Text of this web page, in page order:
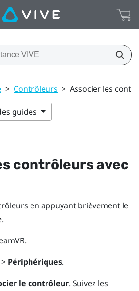
> Contrôleurs > Associer les
guides
contrôleurs avec
en appuyant brièvement le
.
.
> Périphériques.
le contrôleur. Suivez les